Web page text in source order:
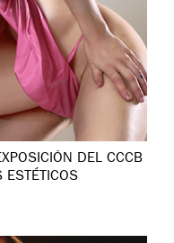
DEL CCCB
ESTÉTICOS